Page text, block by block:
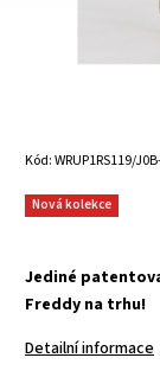
Kód:WRUP1RS119/
Nová kolekce
Jediné
Freddy na trhu!
Detailní informace